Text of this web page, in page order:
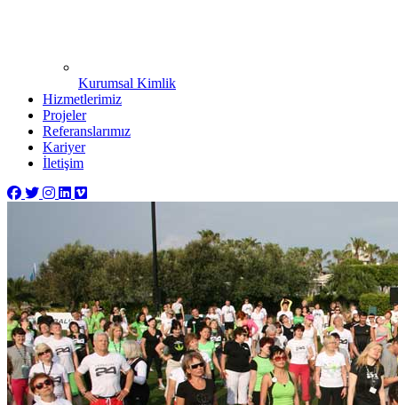
Kurumsal Kimlik
Hizmetlerimiz
Projeler
Referanslarımız
Kariyer
İletişim